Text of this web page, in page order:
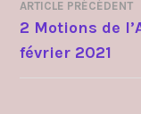
DE
ARTICLE PRÉCÉDENT
2 Motions de
février 2021